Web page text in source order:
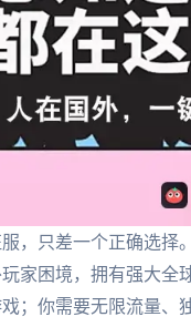
，只差一个正确选
家困境，拥有强大
；你需要无限流量、